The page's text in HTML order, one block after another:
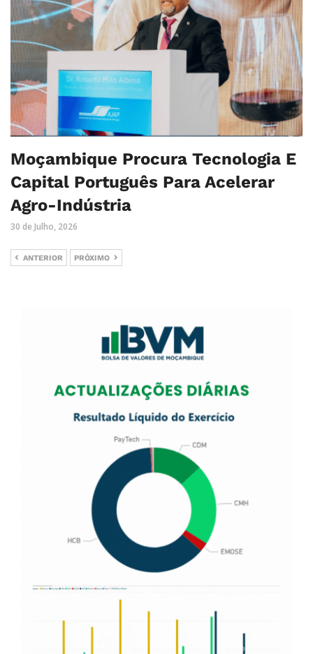
Moçambique Procura Tecnologia E
Capital Português Para Acelerar
Agro-Indústria
30 de Julho, 2026
ANTERIOR PRÓXIMO